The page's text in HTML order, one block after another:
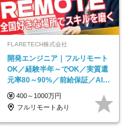
FLARETECH株式会社
開発エンジニア｜フルリモート
OK／経験半年～でOK／実質還
元率80～90%／前給保証／AI系
など最先端案件多数
400～1000万円
フルリモートあり